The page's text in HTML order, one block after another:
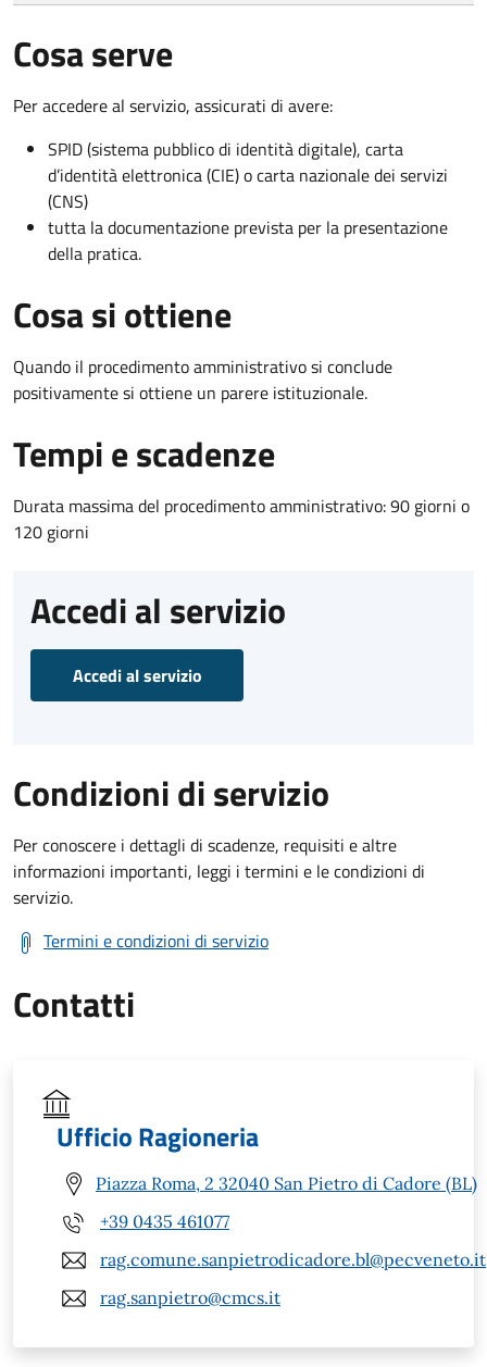
Cosa serve
Per accedere al servizio, assicurati di avere:
SPID (sistema pubblico di identità digitale), carta
d’identità elettronica (CIE) o carta nazionale dei servizi
(CNS)
tutta la documentazione prevista per la presentazione
della pratica.
Cosa si ottiene
Quando il procedimento amministrativo si conclude
positivamente si ottiene un parere istituzionale.
Tempi e scadenze
Durata massima del procedimento amministrativo: 90 giorni o
120 giorni
Accedi al servizio
Accedi al servizio
Condizioni di servizio
Per conoscere i dettagli di scadenze, requisiti e altre
informazioni importanti, leggi i termini e le condizioni di
servizio.
Termini e condizioni di servizio
Contatti
Ufficio Ragioneria
Piazza Roma, 2 32040 San Pietro di Cadore (BL)
+39 0435 461077
rag.comune.sanpietrodicadore.bl@pecveneto.it
rag.sanpietro@cmcs.it